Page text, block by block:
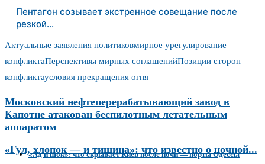
Пентагон созывает экстренное совещание после
резкой…
Актуальные заявления политиковмирное урегулирование
конфликтаПерспективы мирных соглашенийПозиции сторон
конфликтаусловия прекращения огня
Московский нефтеперерабатывающий завод в
Капотне атакован беспилотным летательным
аппаратом
«Гул, хлопок — и тишина»: что известно о ночной...
«Ад и шок»: что скрывает Киев после ночи — порты Одессы